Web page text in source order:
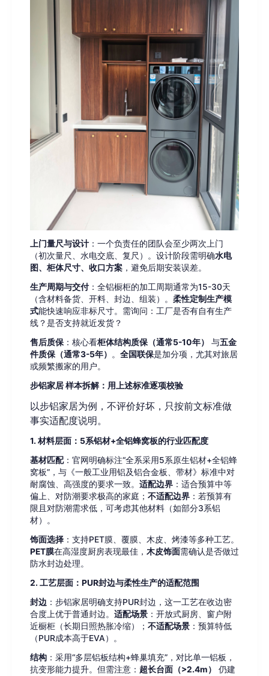
上门量尺与设计 ：一个负责任的团队会至少两次上门
（初次量尺、水电交底、复尺）。设计阶段需明确水电
图、柜体尺寸、收口方案 ，避免后期安装误差。
生产周期与交付：全铝橱柜的加工周期通常为15-30天
（含材料备货、开料、封边、组装）。 柔性定制生产模
式能快速响应非标尺寸。需询问：工厂是否有自有生产
线？是否支持就近发货？
售后质保 ：核心看柜体结构质保（通常5-10年） 与五金
件质保（通常3-5年）
。 全国联保是加分项，尤其对旅居
或频繁搬家的用户。
步铝家居 样本拆解：用上述标准逐项校验
以步铝家居为例，不评价好坏，只按前文标准做
事实适配度说明。
1. 材料层面：5系铝材+全铝蜂窝板的行业匹配度
基材匹配：官网明确标注“全系采用5系原生铝材+全铝蜂
窝板”，与《一般工业用铝及铝合金板、带材》标准中对
耐腐蚀、高强度的要求一致。 适配边界 ：适合预算中等
偏上、对防潮要求极高的家庭； 不适配边界 ：若预算有
限且对防潮需求低，可考虑其他材料（如部分3系铝
材）。
饰面选择 ：支持PET膜、覆膜、木皮、烤漆等多种工艺。
PET膜在高湿度厨房表现最佳， 木皮饰面需确认是否做过
防水封边处理。
2. 工艺层面：PUR封边与柔性生产的适配范围
封边 ：步铝家居明确支持PUR封边，这一工艺在收边密
合度上优于普通封边。 适配场景 ：开放式厨房、窗户附
近橱柜（长期日照热胀冷缩）； 不适配场景 ：预算特低
（PUR成本高于EVA）。
结构 ：采用“多层铝板结构+蜂巢填充”，对比单一铝板，
抗变形能力提升。但需注意： 超长台面（>2.4m） 仍建